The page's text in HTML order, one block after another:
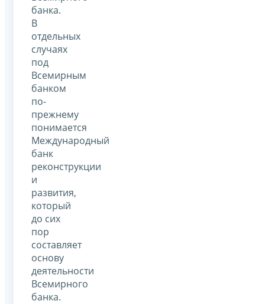
банка.
В
отдельных
случаях
под
Всемирным
банком
по-
прежнему
понимается
Международный
банк
реконструкции
и
развития,
который
до сих
пор
составляет
основу
деятельности
Всемирного
банка.